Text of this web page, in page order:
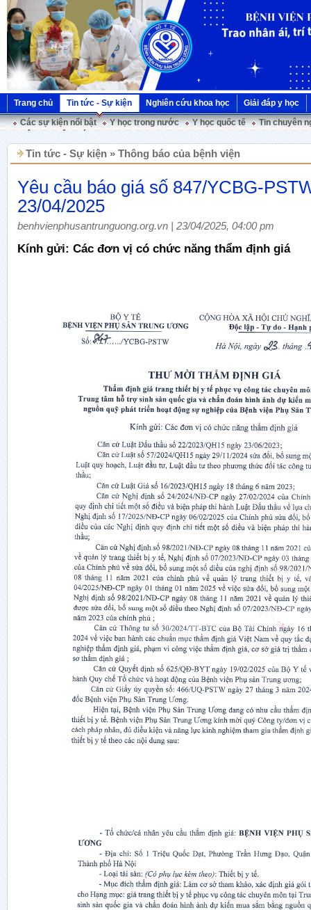
Trang chủ Tin tức - Sự kiện Nghiên cứu khoa học
Giải đáp y học
Các sự kiện nổi bật
Y học trong nước Y học quốc tế
Tin chuyên
Tin tức - Sự kiện » Thông báo của bệnh viện
Yêu cầu báo giá số 847/YCBG-
23/04/2025
benhvienphusantrunguong.org.vn | 23/04/2025, 04:00 pm
Kính gửi: Các đơn vị có chức năng thẩm định giá